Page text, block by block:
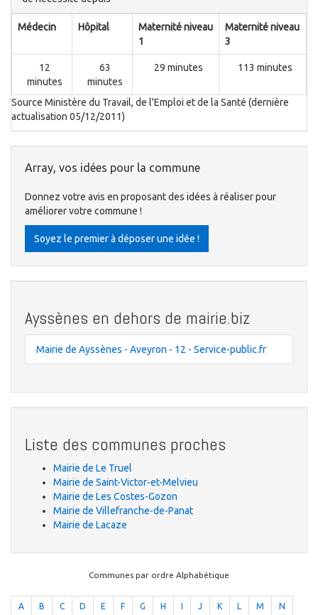
Médecin Hôpital
Maternité niveau
1
Maternité niveau
3
12
minutes
63
minutes
29 minutes 113 minutes
Source Ministère du Travail, de l'Emploi et de la Santé (dernière
actualisation 05/12/2011)
Array, vos idées pour la commune
Donnez votre avis en proposant des idées à réaliser pour
améliorer votre commune !
Soyez le premier à déposer une idée !
Ayssènes en dehors de mairie.biz
Mairie de Ayssènes - Aveyron - 12 - Service-public.fr
Liste des communes proches
Mairie de Le Truel
Mairie de Saint-Victor-et-Melvieu
Mairie de Les Costes-Gozon
Mairie de Villefranche-de-Panat
Mairie de Lacaze
Communes par ordre Alphabétique
A B C D E F G H J K L M N